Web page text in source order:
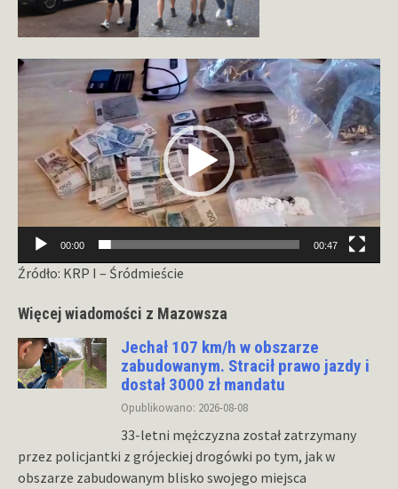
Odtwarzacz
video
00:00 00:47
Źródło: KRP I – Śródmieście
Więcej wiadomości z Mazowsza
Jechał 107 km/h w obszarze
zabudowanym. Stracił prawo jazdy i
dostał 3000 zł mandatu
Opublikowano: 2026-08-08
33-letni mężczyzna został zatrzymany
przez policjantki z grójeckiej drogówki po tym, jak w
obszarze zabudowanym blisko swojego miejsca